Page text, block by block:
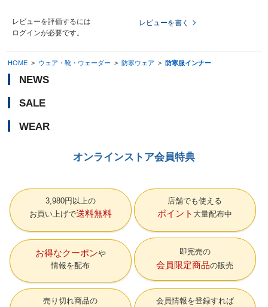
レビューを評価するには
ログインが必要です。
レビューを書く
HOME > ウェア・靴・ウェーダー > 防寒ウェア > 防寒服インナー
NEWS
SALE
WEAR
オンラインストア会員特典
3,980円以上の
お買い上げで送料無料
店舗でも使える
ポイント 大量配布中
お得なクーポン
情報を配布
即完売の
会員限定商品の販売
売り切れ商品の 会員情報を登録すれば